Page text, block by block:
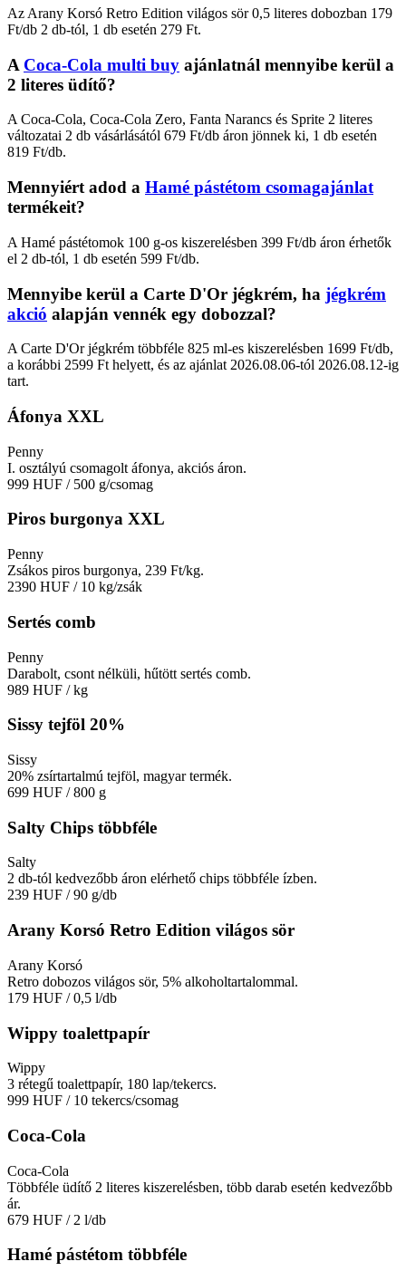
Az Arany Korsó Retro Edition világos sör 0,5 literes dobozban 179
Ft/db 2 db-tól, 1 db esetén 279 Ft.
A Coca-Cola multi buy ajánlatnál mennyibe kerül a
2 literes üdítő?
A Coca-Cola, Coca-Cola Zero, Fanta Narancs és Sprite 2 literes
változatai 2 db vásárlásától 679 Ft/db áron jönnek ki, 1 db esetén
819 Ft/db.
Mennyiért adod a Hamé pástétom csomagajánlat
termékeit?
A Hamé pástétomok 100 g-os kiszerelésben 399 Ft/db áron érhetők
el 2 db-tól, 1 db esetén 599 Ft/db.
Mennyibe kerül a Carte D'Or jégkrém, ha jégkrém
akció alapján vennék egy dobozzal?
A Carte D'Or jégkrém többféle 825 ml-es kiszerelésben 1699 Ft/db,
a korábbi 2599 Ft helyett, és az ajánlat 2026.08.06-tól 2026.08.12-ig
tart.
Áfonya XXL
Penny
I. osztályú csomagolt áfonya, akciós áron.
999 HUF / 500 g/csomag
Piros burgonya XXL
Penny
Zsákos piros burgonya, 239 Ft/kg.
2390 HUF / 10 kg/zsák
Sertés comb
Penny
Darabolt, csont nélküli, hűtött sertés comb.
989 HUF / kg
Sissy tejföl 20%
Sissy
20% zsírtartalmú tejföl, magyar termék.
699 HUF / 800 g
Salty Chips többféle
Salty
2 db-tól kedvezőbb áron elérhető chips többféle ízben.
239 HUF / 90 g/db
Arany Korsó Retro Edition világos sör
Arany Korsó
Retro dobozos világos sör, 5% alkoholtartalommal.
179 HUF / 0,5 l/db
Wippy toalettpapír
Wippy
3 rétegű toalettpapír, 180 lap/tekercs.
999 HUF / 10 tekercs/csomag
Coca-Cola
Coca-Cola
Többféle üdítő 2 literes kiszerelésben, több darab esetén kedvezőbb
ár.
679 HUF / 2 l/db
Hamé pástétom többféle